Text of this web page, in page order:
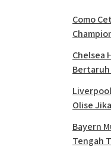
Como
Chelsea
Bertaruh
Olise
Bayern
Tengah